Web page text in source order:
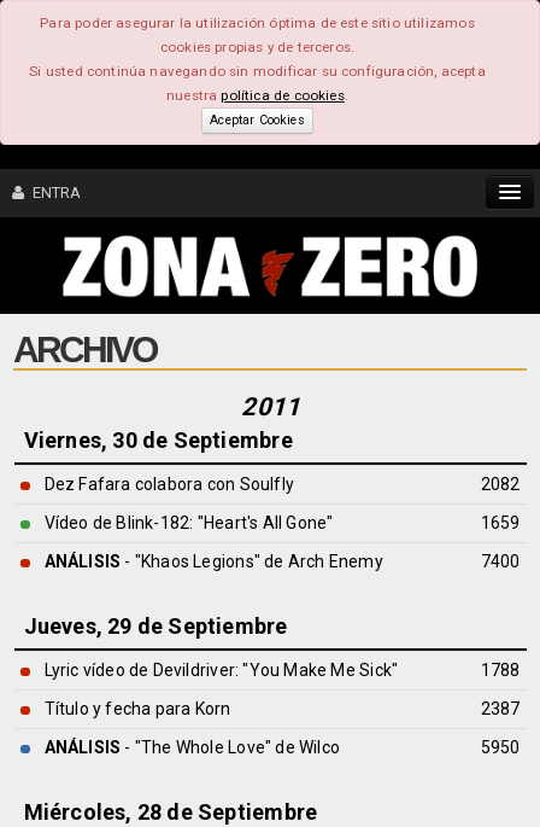
Para poder asegurar la utilización óptima de este sitio utilizamos
cookies propias y de terceros.
Si usted continúa navegando sin modificar su configuración, acepta
nuestrapolítica de cookies.
Aceptar Cookies
ENTRA
CONTENIDO
COMUNIDAD
FOROS
ARCHIVO
2011
Viernes, 30 de Septiembre
Dez Fafara colabora con Soulfly
2082
Vídeo de Blink-182: "Heart's All Gone"
1659
ANÁLISIS - "Khaos Legions" de Arch Enemy 7400
Jueves, 29 de Septiembre
Lyric vídeo de Devildriver: "You Make Me Sick"
1788
Título y fecha para Korn
2387
ANÁLISIS - "The Whole Love" deWilco 5950
Miércoles, 28 de Septiembre